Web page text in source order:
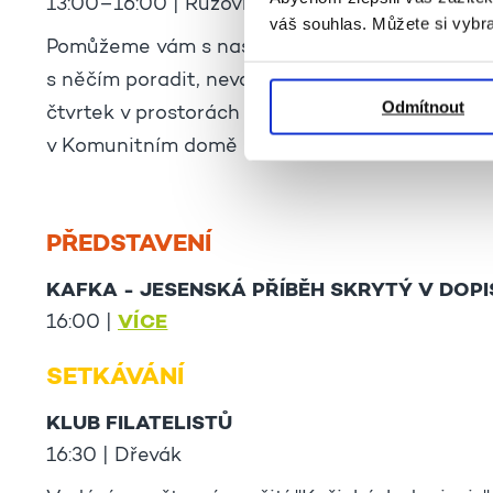
váš souhlas. Můžete si
Odmítnout
13:00–16:00 | Růžovka
Pomůžeme vám s nastavením telefonu,
s něčím poradit, neváhejte se na nás obrátit.
čtvrtek v prostorách Komunitního domu. Na
v Komunitním domě nebo na recepci.
PŘEDSTAVENÍ
KAFKA - JESENSKÁ PŘÍBĚH SKRYTÝ V
16:00 | VÍCE
SETKÁVÁNÍ
KLUB FILATELISTŮ
16:30 | Dřevák